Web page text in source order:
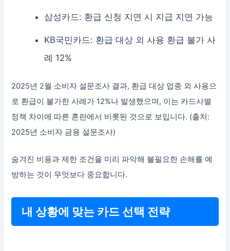
삼성카드: 환급 신청 지연 시 지급 지연 가능
KB국민카드: 환급 대상 외 사용 환급 불가 사
례 12%
2025년 2월 소비자 설문조사 결과, 환급 대상 업종 외 사용으
로 환급이 불가한 사례가 12%나 발생했으며, 이는 카드사별
정책 차이에 따른 혼란에서 비롯된 것으로 보입니다. (출처:
2025년 소비자 금융 설문조사)
숨겨진 비용과 제한 조건을 미리 파악해 불필요한 손해를 예
방하는 것이 무엇보다 중요합니다.
내 상황에 맞는 카드 선택 전략